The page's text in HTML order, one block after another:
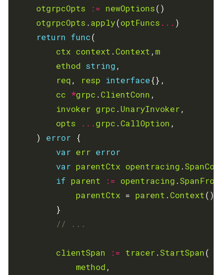
otgrpcOpts
:= newOptions
otgrpcOpts . apply(optFuncs ...
return func
ctx context . Context , m
ethod string
req , resp interface
cc *grpc . ClientConn
invoker grpc . UnaryInvoker
opts
... grpc . CallOption
    )
error
var err error
var parentCtx opentracing .
if parent := opentracing .
parentCtx = parent . Context
// ...
clientSpan := tracer .StartSpan
method